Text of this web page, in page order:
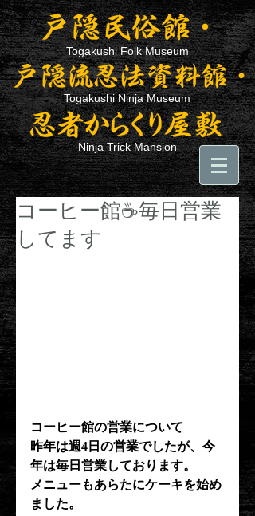
Togakushi Folk Museum
Togakushi Ninja Museum
Ninja Trick Mansion
コーヒー館☕毎日営業
してます
コーヒー館の営業について
昨年は週4日の営業でしたが、今
年は毎日営業しております。
メニューもあらたにケーキを始め
ました。